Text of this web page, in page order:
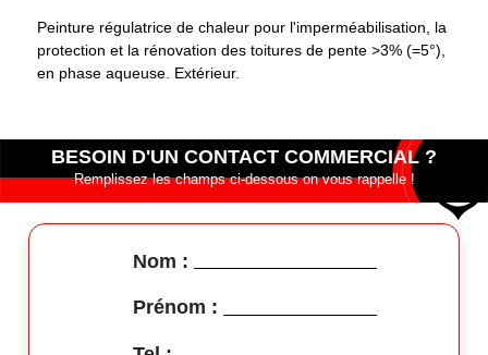
Peinture régulatrice de chaleur pour l'imperméabilisation, la
protection et la rénovation des toitures de pente >3% (=5°),
en phase aqueuse. Extérieur.
BESOIN D'UN CONTACT COMMERCIAL ?
Remplissez les champs ci-dessous on vous rappelle !
Nom :
Prénom :